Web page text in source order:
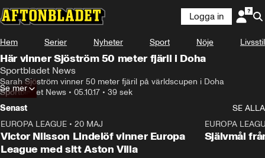
Logga in
Hem Serier Nyheter Sport Nöje Livsstil
Här vinner Sjöström 50 meter fjäril i Doha
Sportbladet News
Sarah Sjöström vinner 50 meter fjäril på världscupen i Doha
Sportbladet News • 05.10.17 • 39 sek
Se mer
Senast
SE ALLA
EUROPA LEAGUE • 20 MAJ
Victor Nilsson Lindelöf vinner Europa
League med sitt Aston Villa
EUROPA
Självmål